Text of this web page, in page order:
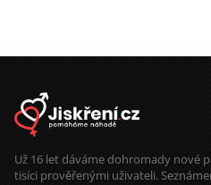
Už 16 let dáváme dohromady nové
tisíci prověřenými uživateli.